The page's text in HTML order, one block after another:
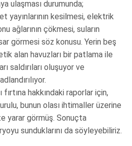
ulaşması durumunda;
yayınlarının kesilmesi, elektrik
ağlarının çökmesi, suların
görmesi söz konusu. Yerin beş
alan havuzları bir patlama ile
saldırıları oluşuyor ve
hakkındaki raporlar için,
bunun olası ihtimaller üzerine
yarar görmüş. Sonuçta
sunduklarını da söyleyebiliriz.